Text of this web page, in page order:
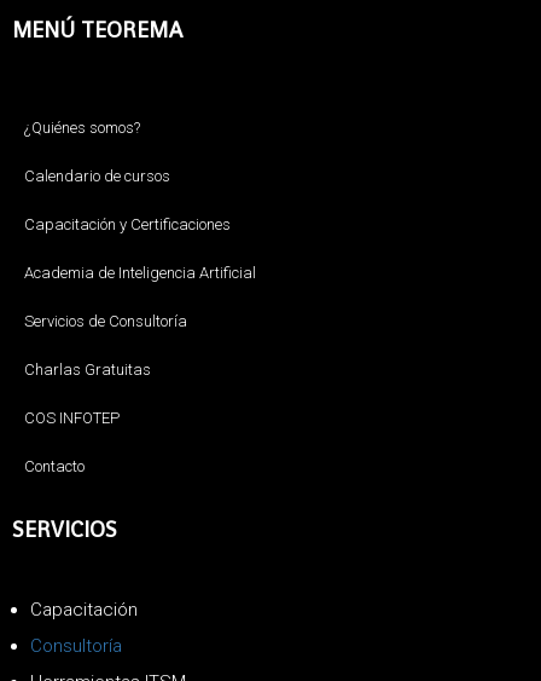
MENÚ TEOREMA
¿Quiénes somos?
Calendario de cursos
Capacitación y Certificaciones
Academia de Inteligencia Artificial
Servicios de Consultoría
Charlas Gratuitas
COS INFOTEP
Contacto
SERVICIOS
Capacitación
Consultoría